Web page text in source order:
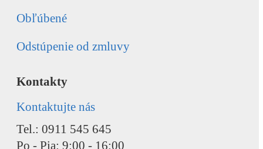
Obľúbené
Odstúpenie od zmluvy
Kontakty
Kontaktujte nás
Tel.: 0911 545 645
Po - Pia: 9:00 - 16:00